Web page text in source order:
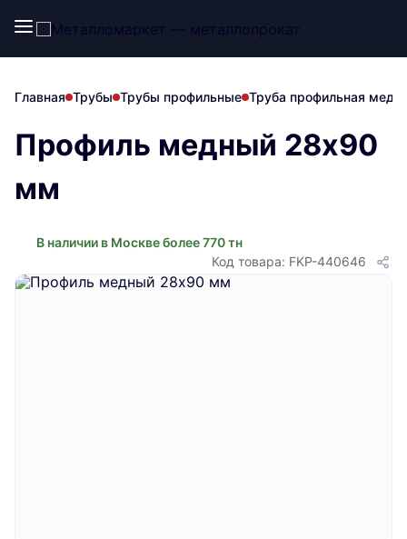
Главная Трубы Трубы профильные Труба профильная
Профиль медный 28х90
мм
В наличии в Москве более 770 тн
Код товара: FKP-440646